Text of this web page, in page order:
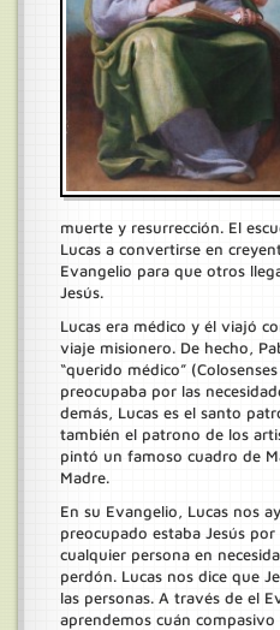
muerte y resurrección. El
Lucas a convertirse en
Evangelio para que otros
Jesús.
Lucas era médico y él viajó
viaje misionero. De hecho,
“querido médico”
preocupaba por las
demás, Lucas es el santo
también el patrono de los
pintó un famoso cuadro de
Madre.
En su Evangelio, Lucas nos
preocupado estaba Jesús
cualquier persona en
perdón. Lucas nos dice que
las personas. A través de el
aprendemos cuán